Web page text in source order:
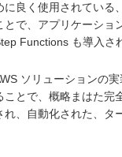
に良く使用されている
とで、アプリケーショ
Functions も導入さ
ソリューションの
ことで、概略まはた完
れ、自動化された、タ